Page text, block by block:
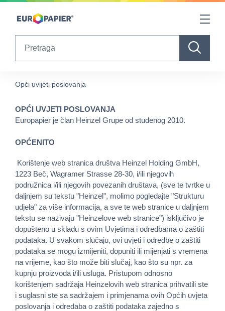
Table Of Content
Opći uvijeti poslovanja
OPĆI UVJETI POSLOVANJA
Europapier je član Heinzel Grupe od studenog 2010.
OPĆENITO
Korištenje web stranica društva Heinzel Holding GmbH,
1223 Beč, Wagramer Strasse 28-30, i/ili njegovih
podružnica i/ili njegovih povezanih društava, (sve te tvrtke u
daljnjem su tekstu "Heinzel", molimo pogledajte "Strukturu
udjela" za više informacija, a sve te web stranice u daljnjem
tekstu se nazivaju "Heinzelove web stranice") isključivo je
dopušteno u skladu s ovim Uvjetima i odredbama o zaštiti
podataka. U svakom slučaju, ovi uvjeti i odredbe o zaštiti
podataka se mogu izmijeniti, dopuniti ili mijenjati s vremena
na vrijeme, kao što može biti slučaj, kao što su npr. za
kupnju proizvoda i/ili usluga. Pristupom odnosno
korištenjem sadržaja Heinzelovih web stranica prihvatili ste
i suglasni ste sa sadržajem i primjenama ovih Općih uvjeta
poslovanja i odredaba o zaštiti podataka zajedno s